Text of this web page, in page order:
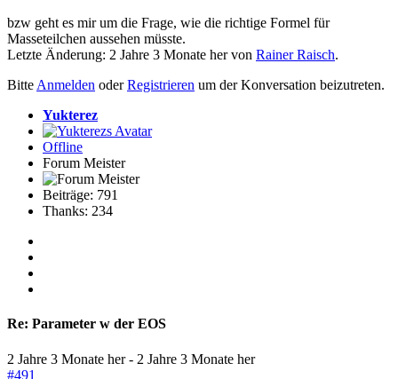
bzw geht es mir um die Frage, wie die richtige Formel für
Masseteilchen aussehen müsste.
Letzte Änderung: 2 Jahre 3 Monate her von Rainer Raisch.
Bitte Anmelden oderRegistrieren um der Konversation beizutreten.
Yukterez
Offline
Forum Meister
Beiträge: 791
Thanks: 234
Re: Parameter w der EOS
2 Jahre 3 Monate her- 2 Jahre 3 Monate her
#491